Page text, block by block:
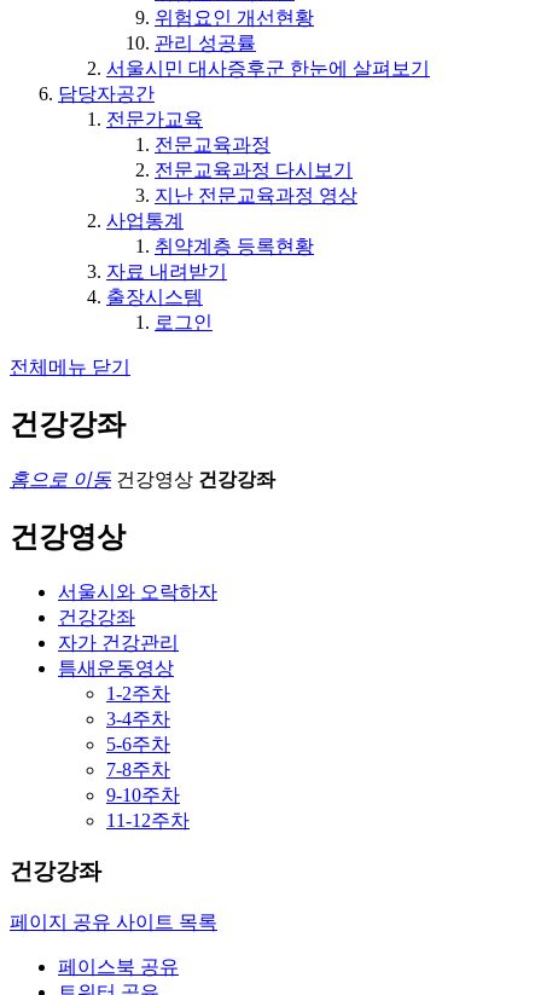
위험요인 개선현황
관리 성공률
서울시민 대사증후군 한눈에 살펴보기
담당자공간
전문가교육
전문교육과정
전문교육과정 다시보기
지난 전문교육과정 영상
사업통계
취약계층 등록현황
자료 내려받기
출장시스템
로그인
전체메뉴 닫기
건강강좌
홈으로 이동 건강영상 건강강좌
건강영상
서울시와 오락하자
건강강좌
자가 건강관리
틈새운동영상
1-2주차
3-4주차
5-6주차
7-8주차
9-10주차
11-12주차
건강강좌
페이지 공유 사이트 목록
페이스북 공유